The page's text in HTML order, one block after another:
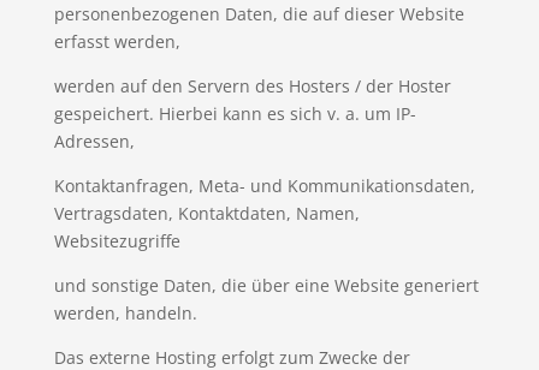
personenbezogenen Daten, die auf dieser Website
erfasst werden,
werden auf den Servern des Hosters / der Hoster
gespeichert. Hierbei kann es sich v. a. um IP-
Adressen,
Kontaktanfragen, Meta- und Kommunikationsdaten,
Vertragsdaten, Kontaktdaten, Namen,
Websitezugriffe
und sonstige Daten, die über eine Website generiert
werden, handeln.
Das externe Hosting erfolgt zum Zwecke der